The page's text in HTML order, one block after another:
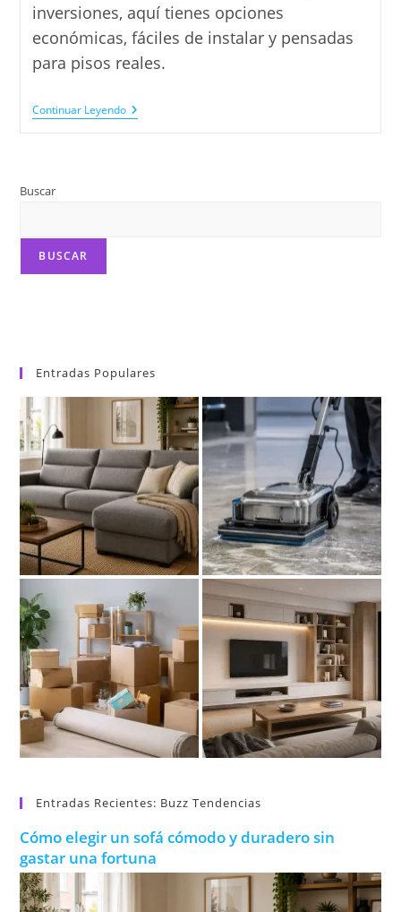
inversiones, aquí tienes opciones
económicas, fáciles de instalar y pensadas
para pisos reales.
Continuar LeyendoCambiar
El
Buscar
BUSCAR
Entradas Populares
Entradas Recientes: Buzz Tendencias
Cómo elegir un sofá cómodo y duradero sin
gastar una fortuna